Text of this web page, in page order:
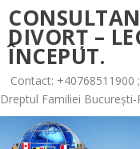
DIVORȚ –
ÎNCEPUT.
Contact: +40768511900
Dreptul Familiei